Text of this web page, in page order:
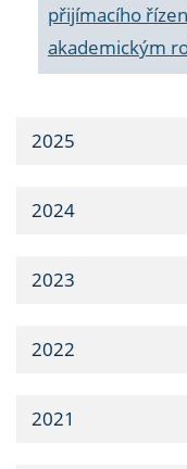
přijímacího
akademickým
2025
2024
2023
2022
2021